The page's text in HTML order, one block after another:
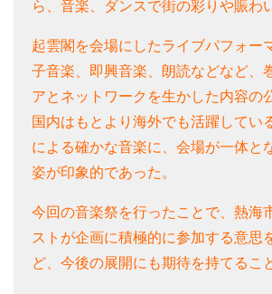
ら、音楽、ダンスで街の彩りや賑わ
起雲閣を会場にしたライブパフォー
子音楽、即興音楽、朗読などなど、
アとネットワークを生かした内容の
国内はもとより海外でも活躍してい
による確かな音楽に、会場が一体と
姿が印象的であった。
今回の音楽祭を行ったことで、熱海
ストが企画に積極的に参加する意思
ど、今後の展開にも期待を持てるこ